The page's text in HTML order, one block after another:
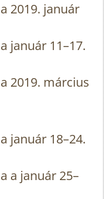
2019. január
január 11–17.
2019. március
január 18–24.
a január 25–